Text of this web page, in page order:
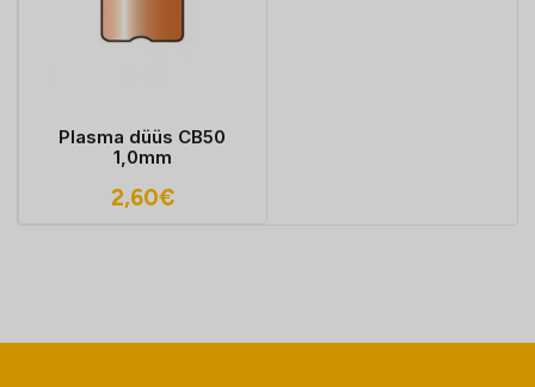
Plasma düüs CB50
1,0mm
2,60€